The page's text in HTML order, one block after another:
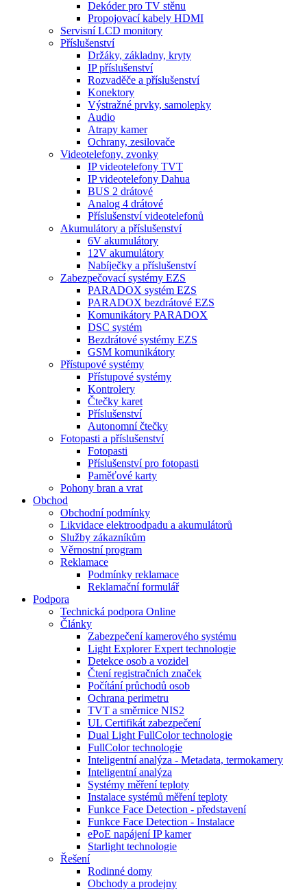
Dekóder pro TV stěnu
Propojovací kabely HDMI
Servisní LCD monitory
Příslušenství
Držáky, základny, kryty
IP příslušenství
Rozvaděče a příslušenství
Konektory
Výstražné prvky, samolepky
Audio
Atrapy kamer
Ochrany, zesilovače
Videotelefony, zvonky
IP videotelefony TVT
IP videotelefony Dahua
BUS 2 drátové
Analog 4 drátové
Příslušenství videotelefonů
Akumulátory a příslušenství
6V akumulátory
12V akumulátory
Nabíječky a příslušenství
Zabezpečovací systémy EZS
PARADOX systém EZS
PARADOX bezdrátové EZS
Komunikátory PARADOX
DSC systém
Bezdrátové systémy EZS
GSM komunikátory
Přístupové systémy
Přístupové systémy
Kontrolery
Čtečky karet
Příslušenství
Autonomní čtečky
Fotopasti a příslušenství
Fotopasti
Příslušenství pro fotopasti
Paměťové karty
Pohony bran a vrat
Obchod
Obchodní podmínky
Likvidace elektroodpadu a akumulátorů
Služby zákazníkům
Věrnostní program
Reklamace
Podmínky reklamace
Reklamační formulář
Podpora
Technická podpora Online
Články
Zabezpečení kamerového systému
Light Explorer Expert technologie
Detekce osob a vozidel
Čtení registračních značek
Počítání průchodů osob
Ochrana perimetru
TVT a směrnice NIS2
UL Certifikát zabezpečení
Dual Light FullColor technologie
FullColor technologie
Inteligentní analýza - Metadata, termokamery
Inteligentní analýza
Systémy měření teploty
Instalace systémů měření teploty
Funkce Face Detection - představení
Funkce Face Detection - Instalace
ePoE napájení IP kamer
Starlight technologie
Řešení
Rodinné domy
Obchody a prodejny